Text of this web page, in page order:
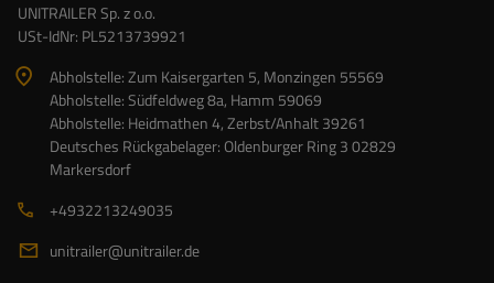
UNITRAILER Sp. z o.o.
USt-IdNr: PL5213739921
Abholstelle: Zum Kaisergarten 5, Monzingen 55569
Abholstelle: Südfeldweg 8a, Hamm 59069
Abholstelle: Heidmathen 4, Zerbst/Anhalt 39261
Deutsches Rückgabelager: Oldenburger Ring 3 02829
Markersdorf
+4932213249035
unitrailer@unitrailer.de